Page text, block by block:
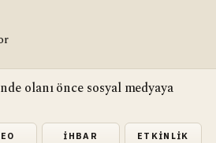
olanı önce sosyal medyaya
İHBAR ETKINLIK